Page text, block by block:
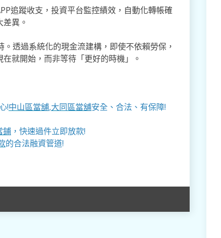
追蹤收支，投資平台監控績效，自動化轉帳確
異。
透過系統化的現金流建構，即使不依賴勞保，
就開始，而非等待「更好的時機」。
!中山區當舖,大同區當舖安全、合法、有保障!
鋪，快速過件立即放款!
的合法融資管道!